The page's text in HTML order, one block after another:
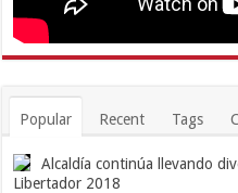
Popular Recent Tags
Alcaldía continúa llevando
Libertador 2018